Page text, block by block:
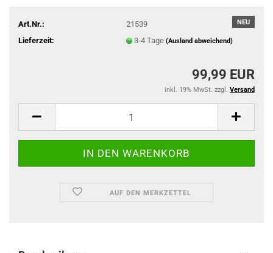
NEU
Art.Nr.:
21539
Lieferzeit:
3-4 Tage (Ausland abweichend)
99,99 EUR
inkl. 19% MwSt. zzgl. Versand
AUF DEN MERKZETTEL